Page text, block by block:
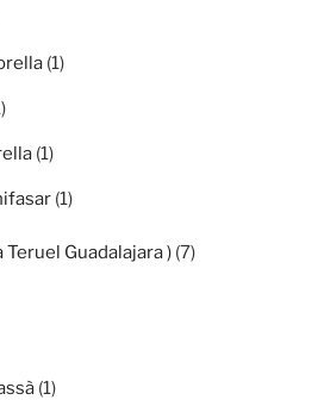
(1)
(1)
(1)
Guadalajara ) (7)
(1)